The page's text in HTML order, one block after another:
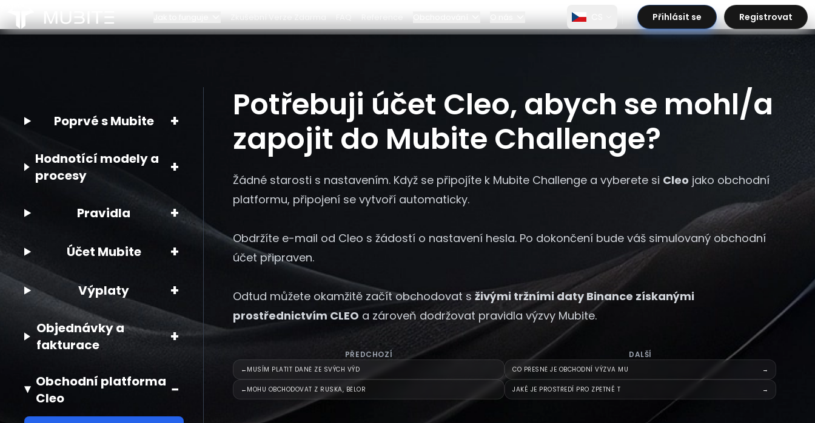
Zkušební Verze Zdarma FAQ Reference
Dashboard
Proč Bybit?
Ceník
Partnerství Partnerství
Přihlásit se Registrovat
Potřebuji účet Cleo, abych se mohl/a zapojit do Mubite Challenge?
Poprvé s Mubite +
Hodnotící modely a
procesy
+
Pravidla +
Účet Mubite +
Výplaty +
Objednávky a
fakturace
+
Obchodní platforma
Cleo
−
Potřebuji účet Cleo, abych se mohl/a
zapojit do Mubite Challenge?
Žádné starosti s nastavením. Když se připojíte k Mubite Challenge a vyberete si Cleo jako obchodní
platformu, připojení se vytvoří automaticky.
Obdržíte e-mail od Cleo s žádostí o nastavení hesla. Po dokončení bude váš simulovaný obchodní
účet připraven.
Odtud můžete okamžitě začít obchodovat s živými tržními daty Binance získanými
prostřednictvím CLEO a zároveň dodržovat pravidla výzvy Mubite.
PŘEDCHOZÍ
← MUSÍM PLATIT DANĚ ZE SVÝCH VÝD
← MOHU OBCHODOVAT Z RUSKA, BĚLOR
DALŠÍ
CO PŘESNĚ JE OBCHODNÍ VÝZVA MU →
JAKÉ JE PROSTŘEDÍ PRO ZPĚTNÉ T →